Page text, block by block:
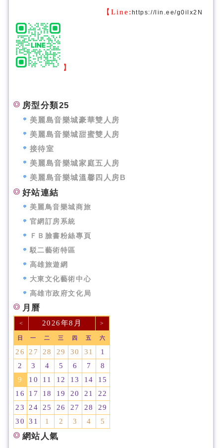
【Line: https://lin.ee/g0ilx2N
】
房型分類25
美麗島音樂城豪華雙人房
美麗島音樂城甜蜜雙人房
接待室
美麗島音樂城家庭五人房
美麗島音樂城溫馨四人房B
好站連結
美麗鳥音樂城商旅
官網訂房系統
ＦＢ臉書粉絲專頁
駁二藝術特區
高雄旅遊網
大東文化藝術中心
高雄市政府文化局
月曆
< 2026年8月 >
日 一 二 三 四 五 六
26 27 28 29 30 31
1
2
3 4 5 6 7
8
9
10 11 12 13 14
15
16
17 18 19 20 21
22
23
24 25 26 27 28
29
30
31 1 2 3 4 5
網站人氣